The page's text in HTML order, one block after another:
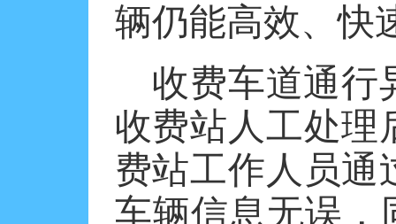
辆仍能高效、快
收费车道通行
收费站人工处理
费站工作人员通
车辆信息无误，